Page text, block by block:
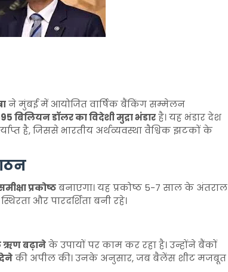
ने मुंबई में आयोजित वार्षिक बैंकिंग सम्मेलन
बिलियन डॉलर का विदेशी मुद्रा भंडारहै। यह भंडार देश
है, जिससे भारतीय अर्थव्यवस्था वैश्विक झटकों के
प्रकोष्ठबनाएगा। यह प्रकोष्ठ 5-7 साल के अंतराल
और पारदर्शिता बनी रहे।
ऋण बढ़ानेके उपायों पर काम कर रहा है। उन्होंने बैंकों
की अपील की। उनके अनुसार, जब बैलेंस शीट मजबूत